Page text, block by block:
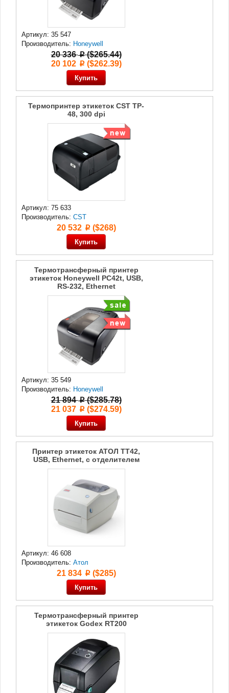
Артикул: 35 547
Производитель: Honeywell
20 336p($265.44)
20 102 p($262.39)
Термопринтер этикеток CST TP-
48, 300 dpi
Артикул: 75 633
Производитель: CST
20 532 p($268)
Термотрансферный принтер
этикеток Honeywell PC42t, USB,
RS-232, Ethernet
Артикул: 35 549
Производитель: Honeywell
21 894p($285.78)
21 037 p($274.59)
Принтер этикеток АТОЛ TT42,
USB, Ethernet, с отделителем
Артикул: 46 608
Производитель: Атол
21 834 p($285)
Термотрансферный принтер
этикеток Godex RT200